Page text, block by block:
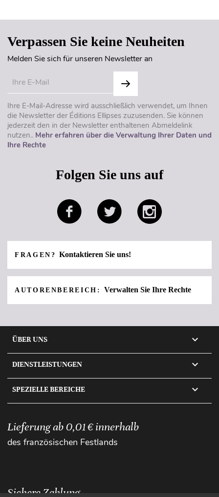
Verpassen Sie keine Neuheiten
Melden Sie sich für unseren Newsletter an
Ihre E-Mail-Adresse wird ausschließlich verwendet, um Ihnen
die Newsletter der Éditions Ellipses zuzusenden. Sie können
jederzeit den in der Newsletter enthaltenen Abmeldelink
nutzen.. Mehr erfahren über die Verwaltung Ihrer Daten und
Ihre Rechte
Folgen Sie uns auf
FRAGEN?Kontaktieren Sie uns!
AUTORENBEREICH:Verwalten Sie Ihre Rechte
ÜBER UNS 
DIENSTLEISTUNGEN 
SPEZIELLE BEREICHE 
Lieferung ab 0,01 € innerhalb
des französischen Festlands
Sichere Zahlung